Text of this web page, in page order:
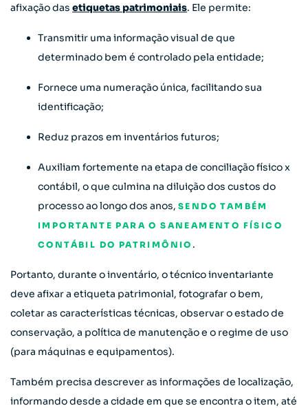
afixação das etiquetas patrimoniais. Ele permite:
Transmitir uma informação visual de que
determinado bem é controlado pela entidade;
Fornece uma numeração única, facilitando sua
identificação;
Reduz prazos em inventários futuros;
Auxiliam fortemente na etapa de conciliação físico x
contábil, o que culmina na diluição dos custos do
processo ao longo dos anos, SENDO TAMBÉM
IMPORTANTE PARA O SANEAMENTO FÍSICO
CONTÁBIL DO PATRIMÔNIO .
Portanto, durante o inventário, o técnico inventariante
deve afixar a etiqueta patrimonial, fotografar o bem,
coletar as características técnicas, observar o estado de
conservação, a política de manutenção e o regime de uso
(para máquinas e equipamentos).
Também precisa descrever as informações de localização,
informando desde a cidade em que se encontra o item, até